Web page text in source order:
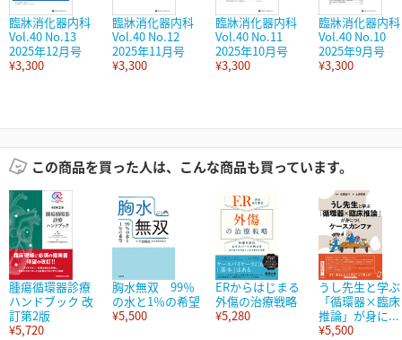
臨牀消化器内科
Vol.40 No.13
2025年12月号
¥3,300
臨牀消化器内科
Vol.40 No.12
2025年11月号
¥3,300
臨牀消化器内科
Vol.40 No.11
2025年10月号
¥3,300
臨牀消化器内科
Vol.40 No.10
2025年9月号
¥3,300
この商品を買った人は、こんな商品も買っています。
腫瘍循環器診療
ハンドブック 改
訂第2版
¥5,720
胸水無双 99％
の水と1％の希望
¥5,500
ERからはじまる
外傷の治療戦略
¥5,280
うし先生と学ぶ
「循環器×臨床
推論」が身に...
¥5,500